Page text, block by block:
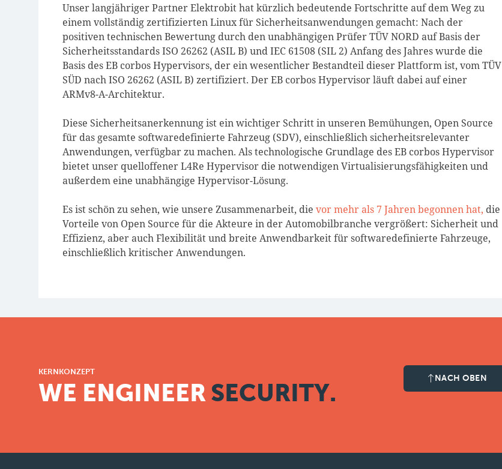
Unser langjähriger Partner Elektrobit hat kürzlich bedeutende Fortschritte auf dem Weg zu
einem vollständig zertifizierten Linux für Sicherheitsanwendungen gemacht: Nach der
positiven technischen Bewertung durch den unabhängigen Prüfer TÜV NORD auf Basis der
Sicherheitsstandards ISO 26262 (ASIL B) und IEC 61508 (SIL 2) Anfang des Jahres wurde die
Basis des EB corbos Hypervisors, der ein wesentlicher Bestandteil dieser Plattform ist, vom TÜV
SÜD nach ISO 26262 (ASIL B) zertifiziert. Der EB corbos Hypervisor läuft dabei auf einer
ARMv8-A-Architektur.
Diese Sicherheitsanerkennung ist ein wichtiger Schritt in unseren Bemühungen, Open Source
für das gesamte softwaredefinierte Fahrzeug (SDV), einschließlich sicherheitsrelevanter
Anwendungen, verfügbar zu machen. Als technologische Grundlage des EB corbos Hypervisor
bietet unser quelloffener L4Re Hypervisor die notwendigen Virtualisierungsfähigkeiten und
außerdem eine unabhängige Hypervisor-Lösung.
Es ist schön zu sehen, wie unsere Zusammenarbeit, die vor mehr als 7 Jahren begonnen hat, die
Vorteile von Open Source für die Akteure in der Automobilbranche vergrößert: Sicherheit und
Effizienz, aber auch Flexibilität und breite Anwendbarkeit für softwaredefinierte Fahrzeuge,
einschließlich kritischer Anwendungen.
KERNKONZEPT
WE ENGINEER SECURITY.
NACH OBEN